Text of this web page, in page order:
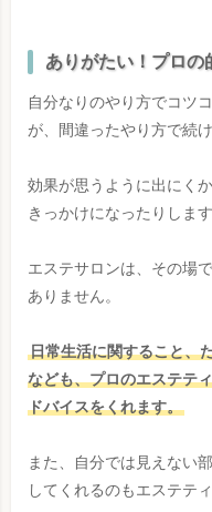
ありがたい！プロの
自分なりのやり方でコツ
が、間違ったやり方で続
効果が思うように出にく
きっかけになったりします
エステサロンは、その場
ありません。
日常生活に関すること、
なども、プロのエステテ
ドバイスをくれます。
また、自分では見えない
してくれるのもエステテ